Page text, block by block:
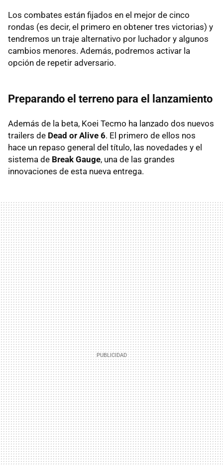
Los combates están fijados en el mejor de cinco
rondas (es decir, el primero en obtener tres victorias) y
tendremos un traje alternativo por luchador y algunos
cambios menores. Además, podremos activar la
opción de repetir adversario.
Preparando el terreno para el lanzamiento
Además de la beta, Koei Tecmo ha lanzado dos nuevos
trailers de Dead or Alive 6. El primero de ellos nos
hace un repaso general del título, las novedades y el
sistema de Break Gauge, una de las grandes
innovaciones de esta nueva entrega.